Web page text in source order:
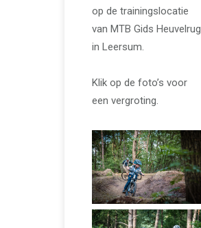
op de trainingslocatie
van MTB Gids Heuvelrug
in Leersum.
Klik op de foto’s voor
een vergroting.